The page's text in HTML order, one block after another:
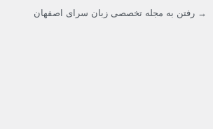
→ رفتن به مجله تخصصی زبان سرای اصفهان